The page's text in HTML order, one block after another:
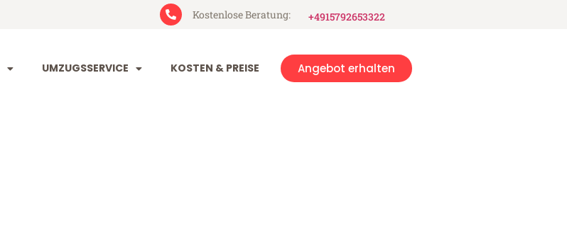
Kostenlose Beratung: +4915792653322
UMZUGSSERVICE KOSTEN & PREISE Angebot erhalten